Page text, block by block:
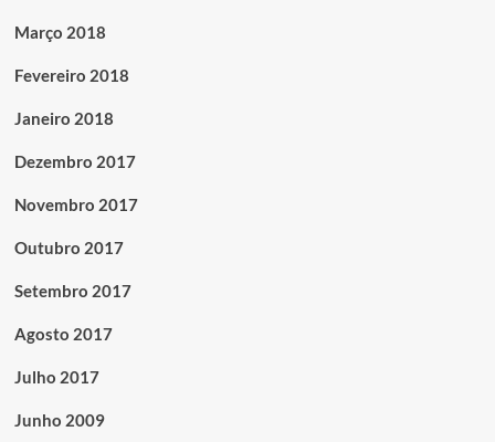
Março 2018
Fevereiro 2018
Janeiro 2018
Dezembro 2017
Novembro 2017
Outubro 2017
Setembro 2017
Agosto 2017
Julho 2017
Junho 2009